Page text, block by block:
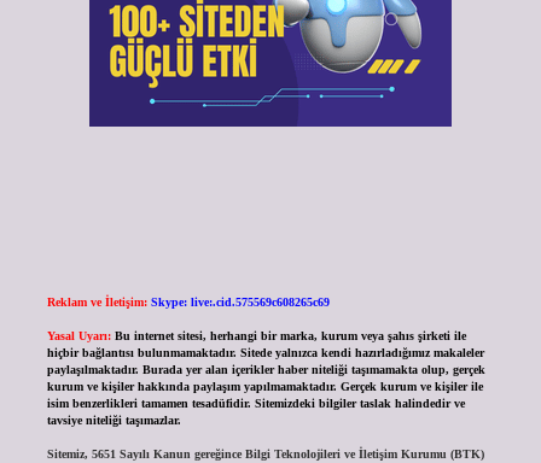
Reklam ve İletişim: Skype: live:.cid.575569c608265c69
Yasal Uyarı: Bu internet sitesi, herhangi bir marka, kurum veya şahıs şirketi ile
hiçbir bağlantısı bulunmamaktadır. Sitede yalnızca kendi hazırladığımız makaleler
paylaşılmaktadır. Burada yer alan içerikler haber niteliği taşımamakta olup, gerçek
kurum ve kişiler hakkında paylaşım yapılmamaktadır. Gerçek kurum ve kişiler ile
isim benzerlikleri tamamen tesadüfidir. Sitemizdeki bilgiler taslak halindedir ve
tavsiye niteliği taşımazlar.
Sitemiz, 5651 Sayılı Kanun gereğince Bilgi Teknolojileri ve İletişim Kurumu (BTK)